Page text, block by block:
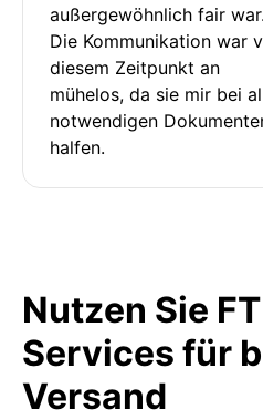
außergewöhnlich fair war.
Die Kommunikation war
diesem Zeitpunkt an
mühelos, da sie mir bei
notwendigen
halfen.
Nutzen Sie
Services für
Versand